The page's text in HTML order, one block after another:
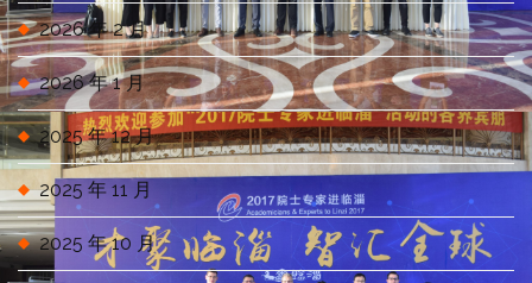
2026 年 2 月
2026 年 1 月
2025 年 12 月
2025 年 11 月
2025 年 10 月